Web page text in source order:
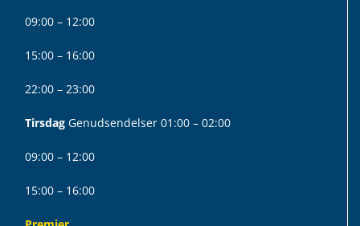
09:00 – 12:00
15:00 – 16:00
22:00 – 23:00
Tirsdag Genudsendelser 01:00 – 02:00
09:00 – 12:00
15:00 – 16:00